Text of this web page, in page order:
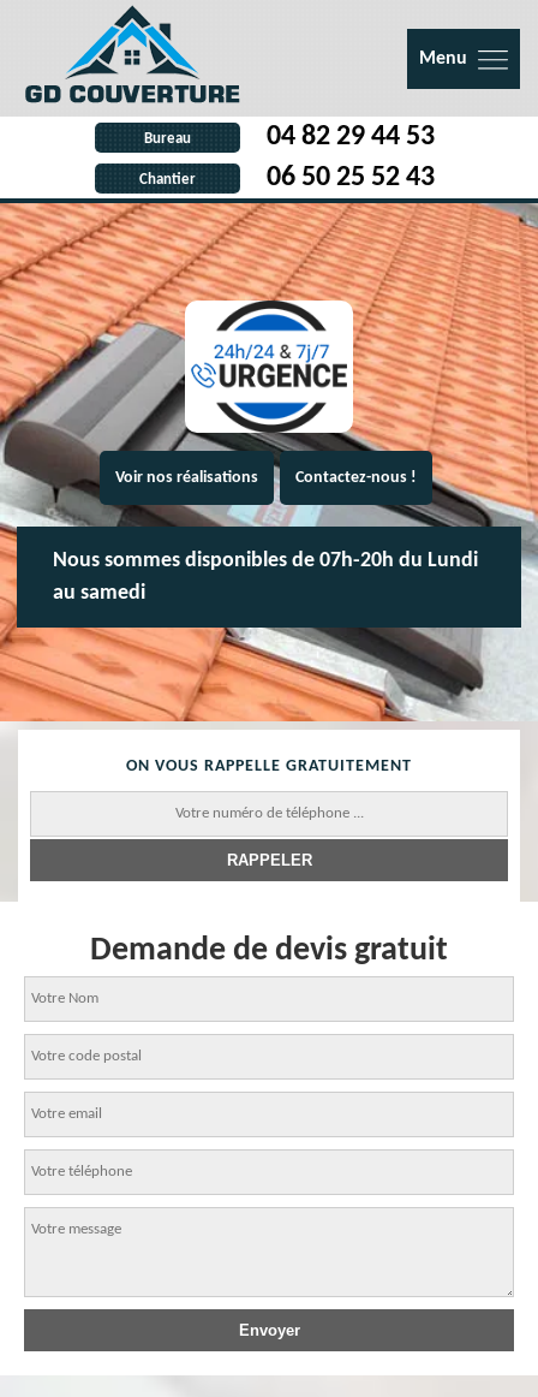
Menu
Bureau 04 82 29 44 53
Chantier 06 50 25 52 43
Voir nos réalisations Contactez-nous !
Nous sommes disponibles de 07h-20h du Lundi
au samedi
ON VOUS RAPPELLE GRATUITEMENT
Demande de devis gratuit